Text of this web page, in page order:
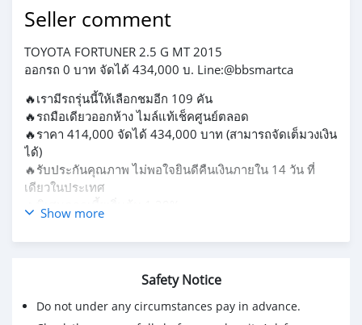
Seller comment
TOYOTA FORTUNER 2.5 G MT 2015
ออกรถ 0 บาท จัดได้ 434,000 บ. Line:@bbsmartca
🔥เรามีรถรุ่นนี้ให้เลือกชมอีก 109 คัน
🔥รถมือเดียวออกห้าง ไมล์แท้เช็คศูนย์ตลอด
🔥ราคา 414,000 จัดได้ 434,000 บาท (สามารถจัดเต็มวงเงิน
ได้)
🔥รับประกันคุณภาพ ไม่พอใจยินดีคืนเงินภายใน 14 วัน ที่
เดียวในประเทศ
🔥พิเศษดอกเบี้ยเริ่มต้น 1.29%
🔥จอง 199 บาท ส่งบัตรประชาชน รู้ผลพิจารณาภายใน 30
นาที ไม่ผ่านคืนเงินจองทุกกรณี
บริการ call center 24 ชม.
🔥BB Care Plus รับประกันหลังการขาย สูงสุด 2 ปี หรือ
20,000 km..
Show more
Safety Notice
Do not under any circumstances pay in advance.